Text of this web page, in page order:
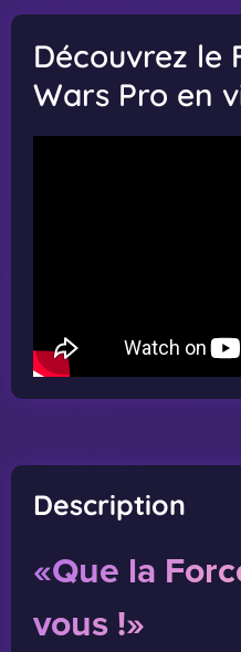
Découvrez le
Wars Pro en
Description
«Que la
vous !»